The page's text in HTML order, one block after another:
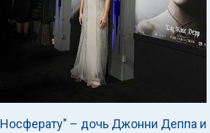
– дочь Джонни Деппа и